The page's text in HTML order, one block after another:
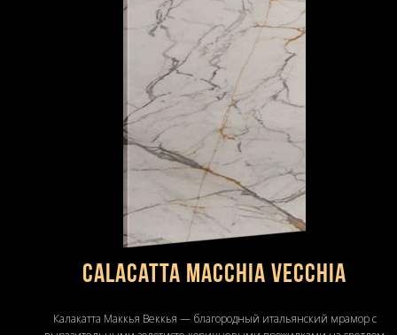
Calacatta Macchia Vecchia
Калакатта Маккья Веккья — благородный итальянский мрамор с